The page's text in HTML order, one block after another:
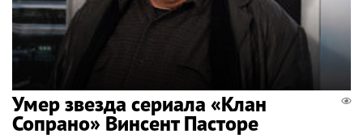
Умер звезда сериала «Клан
Сопрано» Винсент Пасторе